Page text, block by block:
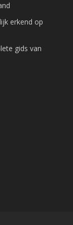
erkend op
gids van